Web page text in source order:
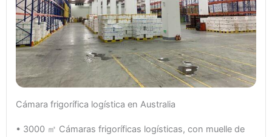
Cámara frigorífica logística en Australia
• 3000 ㎡ Cámaras frigoríficas logísticas, con muelle de